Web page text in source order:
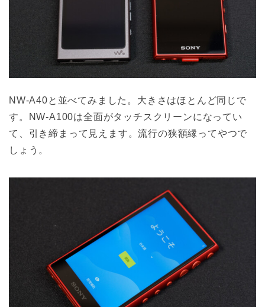
NW-A40と並べてみました。大きさはほとんど同じで
す。NW-A100は全面がタッチスクリーンになってい
て、引き締まって見えます。流行の狭額縁ってやつで
しょう。